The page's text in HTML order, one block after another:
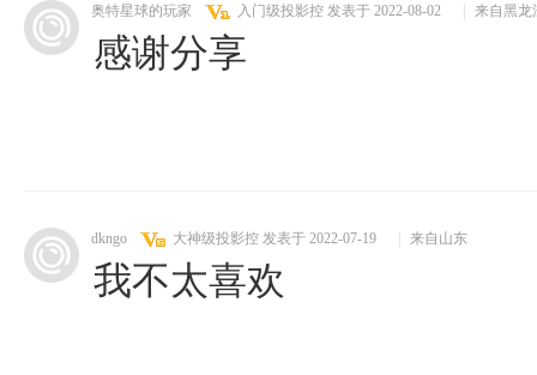
奥特星球的玩家 入门级投影控 发表于 2022-08-02 来自黑龙
感谢分享
dkngo 大神级投影控 发表于 2022-07-19 来自山东
我不太喜欢